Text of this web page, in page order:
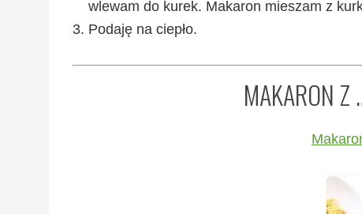
wlewam do kurek. Makaron mieszam z
Podaję na ciepło.
MAKARON Z